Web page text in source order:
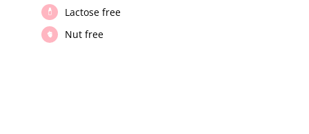
Lactose free
Nut free